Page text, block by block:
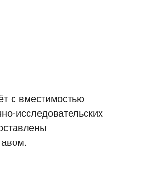
с вместимостью
исследовательских